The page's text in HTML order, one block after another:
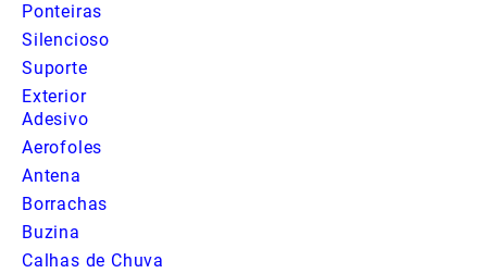
Ponteiras
Silencioso
Suporte
Exterior
Adesivo
Aerofoles
Antena
Borrachas
Buzina
Calhas de Chuva